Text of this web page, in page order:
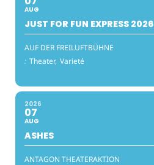
AUG
JUST FOR FUN EXPRESS 2026
AUF DER FREILUFTBÜHNE
: Theater, Varieté
2026
07
AUG
ASHES
ANTAGON THEATERAKTION